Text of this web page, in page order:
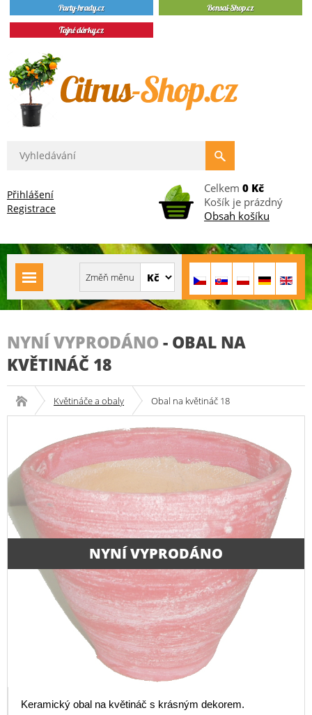
Přihlášení
Registrace
Celkem 0 Kč
Košík je prázdný
Obsah košíku
NYNÍ VYPRODÁNO - OBAL NA
KVĚTINÁČ 18
Květináče a obaly Obal na květináč 18
NYNÍ VYPRODÁNO
Keramický obal na květináč s krásným dekorem.